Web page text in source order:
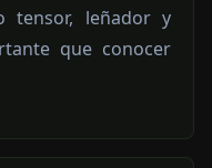
tensor, leñador y
que conocer